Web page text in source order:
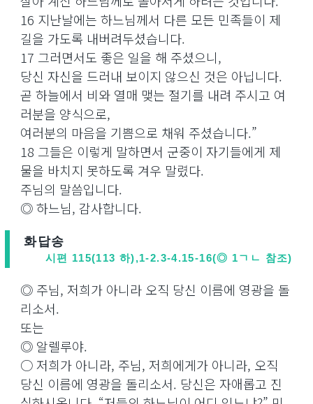
16 지난날에는 하느님께서 다른 모든 민족들이 제
길을 가도록 내버려두셨습니다.
17 그러면서도 좋은 일을 해 주셨으니,
당신 자신을 드러내 보이지 않으신 것은 아닙니다.
곧 하늘에서 비와 열매 맺는 절기를 내려 주시고 여
러분을 양식으로,
여러분의 마음을 기쁨으로 채워 주셨습니다.”
18 그들은 이렇게 말하면서 군중이 자기들에게 제
물을 바치지 못하도록 겨우 말렸다.
주님의 말씀입니다.
◎ 하느님, 감사합니다.
화답송
시편 115(113 하),1-2.3-4.15-16(◎ 1ㄱㄴ 참조)
◎ 주님, 저희가 아니라 오직 당신 이름에 영광을 돌
리소서.
또는
◎ 알렐루야.
○ 저희가 아니라, 주님, 저희에게가 아니라, 오직
당신 이름에 영광을 돌리소서. 당신은 자애롭고 진